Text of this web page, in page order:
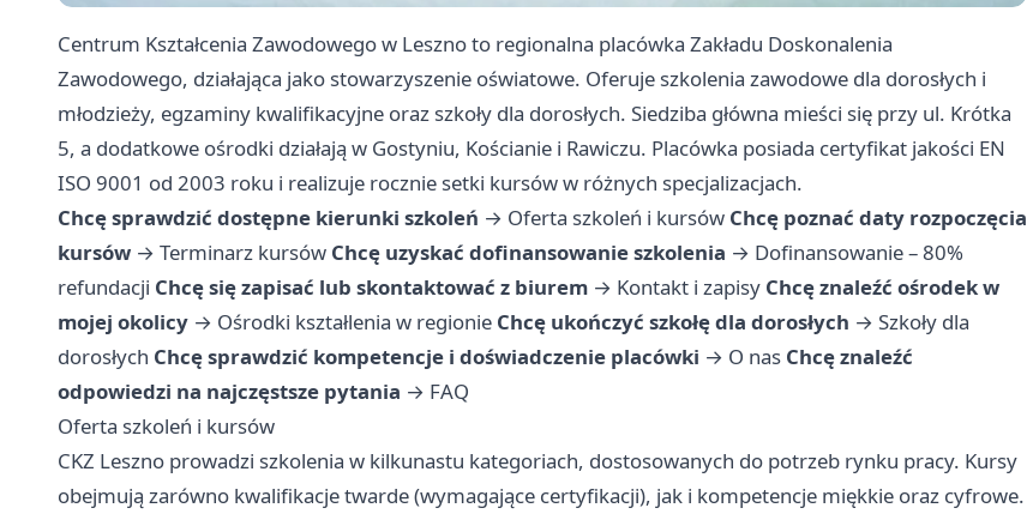
Centrum Kształcenia Zawodowego w Leszno to regionalna placówka Zakładu Doskonalenia
Zawodowego, działająca jako stowarzyszenie oświatowe. Oferuje szkolenia zawodowe dla dorosłych i
młodzieży, egzaminy kwalifikacyjne oraz szkoły dla dorosłych. Siedziba główna mieści się przy ul. Krótka
5, a dodatkowe ośrodki działają w Gostyniu, Kościanie i Rawiczu. Placówka posiada certyfikat jakości EN
ISO 9001 od 2003 roku i realizuje rocznie setki kursów w różnych specjalizacjach.
Chcę sprawdzić dostępne kierunki szkoleń → Oferta szkoleń i kursów Chcę poznać daty rozpoczęcia
kursów → Terminarz kursów Chcę uzyskać dofinansowanie szkolenia → Dofinansowanie – 80%
refundacji Chcę się zapisać lub skontaktować z biurem → Kontakt i zapisy Chcę znaleźć ośrodek w
mojej okolicy → Ośrodki kształlenia w regionie Chcę ukończyć szkołę dla dorosłych → Szkoły dla
dorosłych Chcę sprawdzić kompetencje i doświadczenie placówki → O nas Chcę znaleźć
odpowiedzi na najczęstsze pytania → FAQ
Oferta szkoleń i kursów
CKZ Leszno prowadzi szkolenia w kilkunastu kategoriach, dostosowanych do potrzeb rynku pracy. Kursy
obejmują zarówno kwalifikacje twarde (wymagające certyfikacji), jak i kompetencje miękkie oraz cyfrowe.